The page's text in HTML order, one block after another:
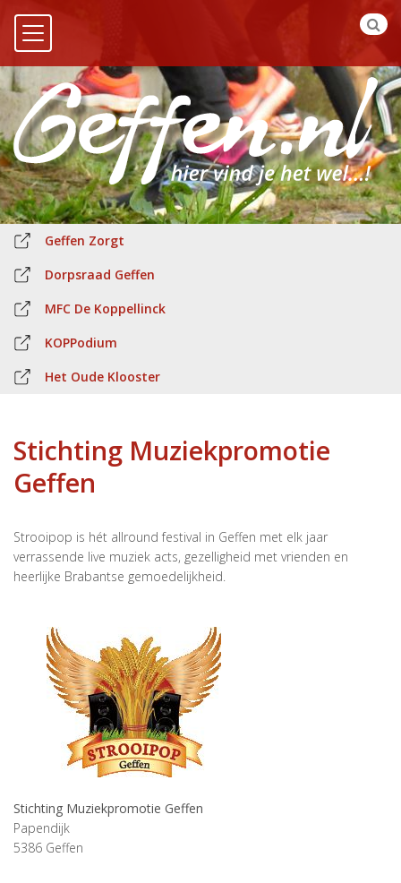
Geffen Zorgt
Dorpsraad Geffen
MFC De Koppellinck
KOPPodium
Het Oude Klooster
Stichting Muziekpromotie
Geffen
Strooipop is hét allround festival in Geffen met elk jaar
verrassende live muziek acts, gezelligheid met vrienden en
heerlijke Brabantse gemoedelijkheid.
Stichting Muziekpromotie Geffen
Papendijk
5386 Geffen